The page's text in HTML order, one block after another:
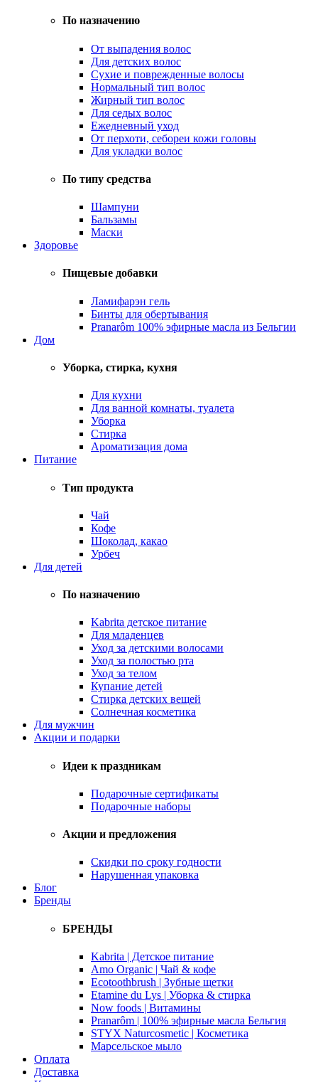
По назначению
От выпадения волос
Для детских волос
Сухие и поврежденные волосы
Нормальный тип волос
Жирный тип волос
Для седых волос
Ежедневный уход
От перхоти, себореи кожи головы
Для укладки волос
По типу средства
Шампуни
Бальзамы
Маски
Здоровье
Пищевые добавки
Ламифарэн гель
Бинты для обертывания
Pranarôm 100% эфирные масла из Бельгии
Дом
Уборка, стирка, кухня
Для кухни
Для ванной комнаты, туалета
Уборка
Стирка
Ароматизация дома
Питание
Тип продукта
Чай
Кофе
Шоколад, какао
Урбеч
Для детей
По назначению
Kabrita детское питание
Для младенцев
Уход за детскими волосами
Уход за полостью рта
Уход за телом
Купание детей
Стирка детских вещей
Солнечная косметика
Для мужчин
Акции и подарки
Идеи к праздникам
Подарочные сертификаты
Подарочные наборы
Акции и предложения
Скидки по сроку годности
Нарушенная упаковка
Блог
Бренды
БРЕНДЫ
Kabrita | Детское питание
Amo Organic | Чай & кофе
Ecotoothbrush | Зубные щетки
Etamine du Lys | Уборка & стирка
Now foods | Витамины
Pranarôm | 100% эфирные масла Бельгия
STYX Naturcosmetic | Косметика
Марсельское мыло
Оплата
Доставка